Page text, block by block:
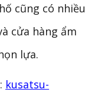
cũng có nhiều
cửa hàng ẩm
lựa.
kusatsu-